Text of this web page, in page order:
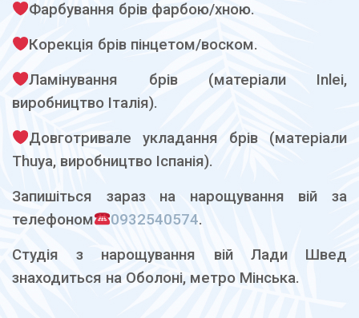
Фарбування брів фарбою/хною.
Корекція брів пінцетом/воском.
Ламінування брів (матеріали Inlei,
виробництво Італія).
Довготривале укладання брів (матеріали
Thuya, виробництво Іспанія).
Запишіться зараз на нарощування вій за
телефоном
0932540574.
Студія з нарощування вій Лади Швед
знаходиться на Оболоні, метро Мінська.